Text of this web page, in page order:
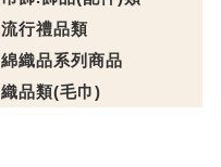
流行禮品類
綿織品系列商品
織品類(毛巾)